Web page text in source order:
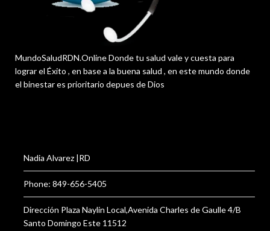
MundoSaludRDN.Online Donde tu salud vale y cuesta para
lograr el Éxito , en base a la buena salud , en este mundo donde
el binestar es prioritario depues de Dios
Nadia Alvarez |RD
Phone: 849-656-5405
Dirección Plaza Naylin Local,Avenida Charles de Gaulle 4/B
Santo Domingo Este 11512